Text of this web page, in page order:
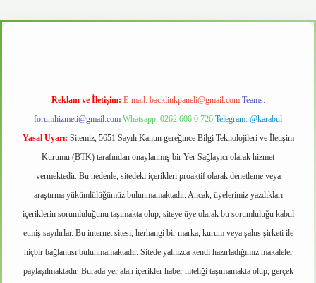
Reklam ve İletişim: E-mail: backlinkpaneli@gmail.com Teams:
forumhizmeti@gmail.com Whatsapp: 0262 606 0 726 Telegram: @karabul
Yasal Uyarı: Sitemiz, 5651 Sayılı Kanun gereğince Bilgi Teknolojileri ve İletişim
Kurumu (BTK) tarafından onaylanmış bir Yer Sağlayıcı olarak hizmet
vermektedir. Bu nedenle, sitedeki içerikleri proaktif olarak denetleme veya
araştırma yükümlülüğümüz bulunmamaktadır. Ancak, üyelerimiz yazdıkları
içeriklerin sorumluluğunu taşımakta olup, siteye üye olarak bu sorumluluğu kabul
etmiş sayılırlar. Bu internet sitesi, herhangi bir marka, kurum veya şahıs şirketi ile
hiçbir bağlantısı bulunmamaktadır. Sitede yalnızca kendi hazırladığımız makaleler
paylaşılmaktadır. Burada yer alan içerikler haber niteliği taşımamakta olup, gerçek